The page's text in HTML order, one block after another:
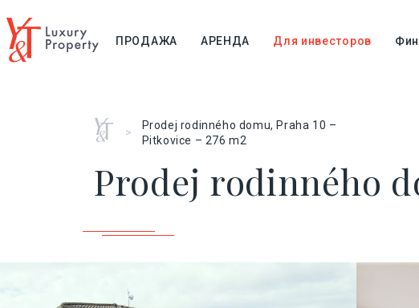
ПРОДАЖА АРЕНДА Для инвесторов
Главная
>
Prodej rodinného domu, Praha 10 –
Pitkovice – 276 m2
Prodej rodinného